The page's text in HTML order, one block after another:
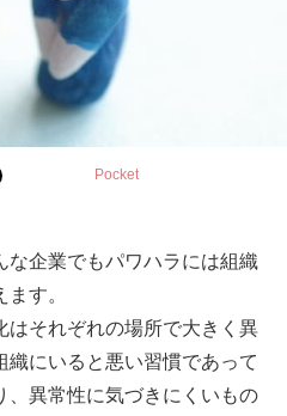
Pocket
な企業でもパワハラには組織
す。
はそれぞれの場所で大きく異
織にいると悪い習慣であって
、異常性に気づきにくいもの